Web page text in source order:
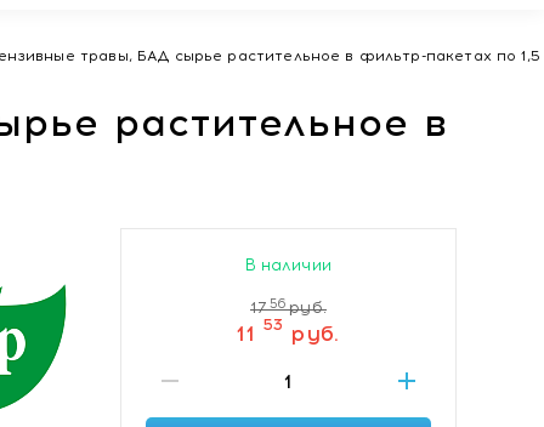
травы, БАД сырье растительное в фильтр-пакетах по
растительное в
В наличии
1756 руб.
11 53 руб.